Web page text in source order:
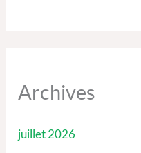
Archives
juillet 2026